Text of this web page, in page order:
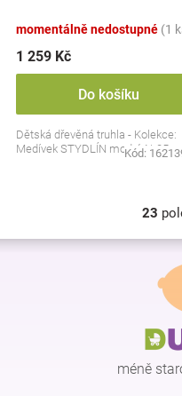
momentálně nedostupné (1
1 259 Kč
Do košíku
Dětská dřevěná truhla - Kolekce:
Medívek STYDLÍN modrý, N-05
Kód:
23
Z
méně